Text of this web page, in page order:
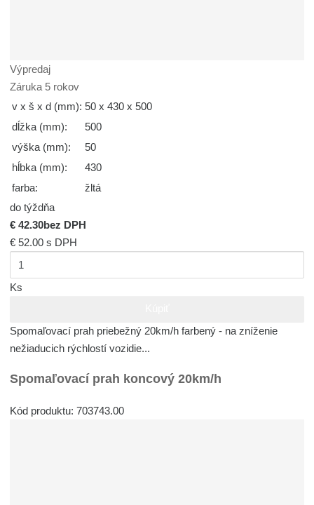
Výpredaj
Záruka 5 rokov
v x š x d (mm): 50 x 430 x 500
dĺžka (mm):
500
výška (mm):
50
hĺbka (mm):
430
farba:
žltá
do týždňa
€ 42.30bez DPH
€ 52.00s DPH
Ks
Spomaľovací prah priebežný 20km/h farbený - na zníženie
nežiaducich rýchlostí vozidie...
Spomaľovací prah koncový 20km/h
Kód produktu: 703743.00